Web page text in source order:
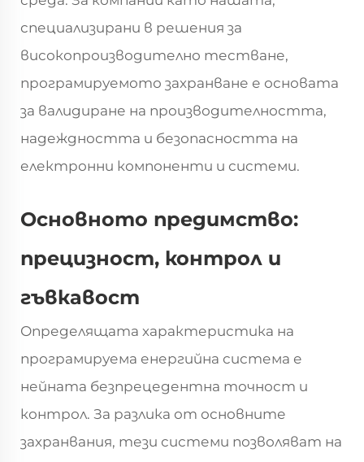
специализирани в решения за
високопроизводително тестване,
програмируемото захранване е основата
за валидиране на производителността,
надеждността и безопасността на
електронни компоненти и системи.
Основното предимство:
прецизност, контрол и
гъвкавост
Определящата характеристика на
програмируема енергийна система е
нейната безпрецедентна точност и
контрол. За разлика от основните
захранвания, тези системи позволяват на